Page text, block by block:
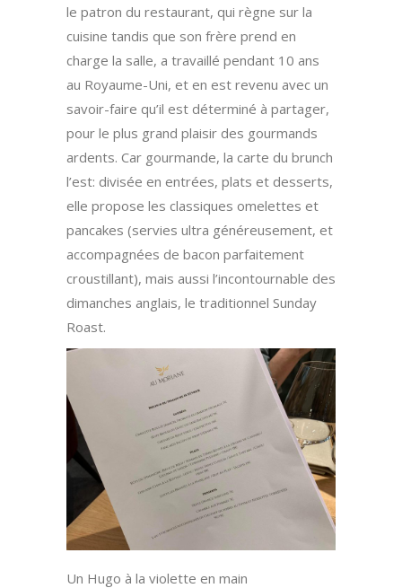
le patron du restaurant, qui règne sur la
cuisine tandis que son frère prend en
charge la salle, a travaillé pendant 10 ans
au Royaume-Uni, et en est revenu avec un
savoir-faire qu’il est déterminé à partager,
pour le plus grand plaisir des gourmands
ardents. Car gourmande, la carte du brunch
l’est: divisée en entrées, plats et desserts,
elle propose les classiques omelettes et
pancakes (servies ultra généreusement, et
accompagnées de bacon parfaitement
croustillant), mais aussi l’incontournable des
dimanches anglais, le traditionnel Sunday
Roast.
Un Hugo à la violette en main